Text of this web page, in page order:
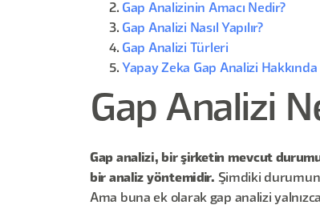
Gap Analizinin Amacı Nedir?
Gap Analizi Nasıl Yapılır?
Gap Analizi Türleri
Yapay Zeka Gap Analizi
Gap Analizi
Gap analizi, bir şirketin mevcut
bir analiz yöntemidir. Şimdiki
Ama buna ek olarak gap analizi